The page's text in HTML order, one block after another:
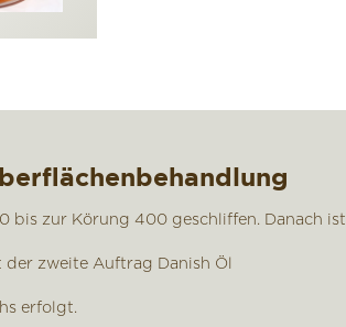
bis zur Körung 400 geschliffen. Danach ist
zweite Auftrag Danish Öl
erfolgt.